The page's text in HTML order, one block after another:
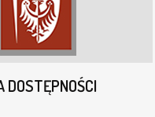
DOSTĘPNOŚCI